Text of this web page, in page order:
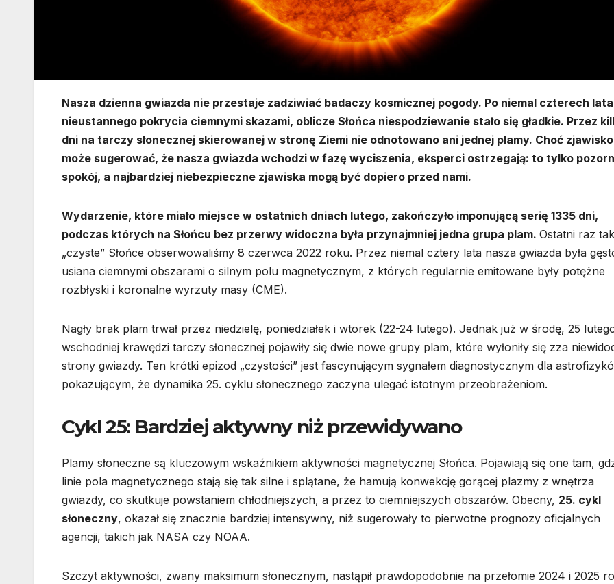
Nasza dzienna gwiazda nie przestaje zadziwiać badaczy kosmicznej pogody. Po niemal czterech
nieustannego pokrycia ciemnymi skazami, oblicze Słońca niespodziewanie stało się gładkie. Przez
dni na tarczy słonecznej skierowanej w stronę Ziemi nie odnotowano ani jednej plamy. Choć
może sugerować, że nasza gwiazda wchodzi w fazę wyciszenia, eksperci ostrzegają: to tylko
spokój, a najbardziej niebezpieczne zjawiska mogą być dopiero przed nami.
Wydarzenie, które miało miejsce w ostatnich dniach lutego, zakończyło imponującą serię 1335 dni,
podczas których na Słońcu bez przerwy widoczna była przynajmniej jedna grupa plam. Ostatni raz tak
„czyste” Słońce obserwowaliśmy 8 czerwca 2022 roku. Przez niemal cztery lata nasza gwiazda była
usiana ciemnymi obszarami o silnym polu magnetycznym, z których regularnie emitowane były potężne
rozbłyski i koronalne wyrzuty masy (CME).
Nagły brak plam trwał przez niedzielę, poniedziałek i wtorek (22-24 lutego). Jednak już w środę, 25
wschodniej krawędzi tarczy słonecznej pojawiły się dwie nowe grupy plam, które wyłoniły się zza
strony gwiazdy. Ten krótki epizod „czystości” jest fascynującym sygnałem diagnostycznym dla
pokazującym, że dynamika 25. cyklu słonecznego zaczyna ulegać istotnym przeobrażeniom.
Cykl 25: Bardziej aktywny niż przewidywano
Plamy słoneczne są kluczowym wskaźnikiem aktywności magnetycznej Słońca. Pojawiają się one tam,
linie pola magnetycznego stają się tak silne i splątane, że hamują konwekcję gorącej plazmy z wnętrza
gwiazdy, co skutkuje powstaniem chłodniejszych, a przez to ciemniejszych obszarów. Obecny, 25. cykl
słoneczny, okazał się znacznie bardziej intensywny, niż sugerowały to pierwotne prognozy oficjalnych
agencji, takich jak NASA czy NOAA.
Szczyt aktywności, zwany maksimum słonecznym, nastąpił prawdopodobnie na przełomie 2024 i 2025